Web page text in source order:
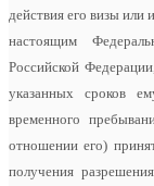
действия его визы или
настоящим
Российской
указанных сроков
временного
отношении его)
получения